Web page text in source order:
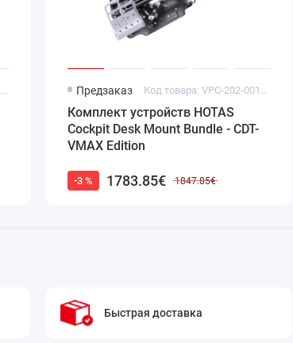
работе устройства!
Предзаказ
Комплект устройств HOTAS
Cockpit Desk Mount Bundle - CDT-
VMAX Edition
-3 % 1783.85€ 1847.85€
Быстрая доставка